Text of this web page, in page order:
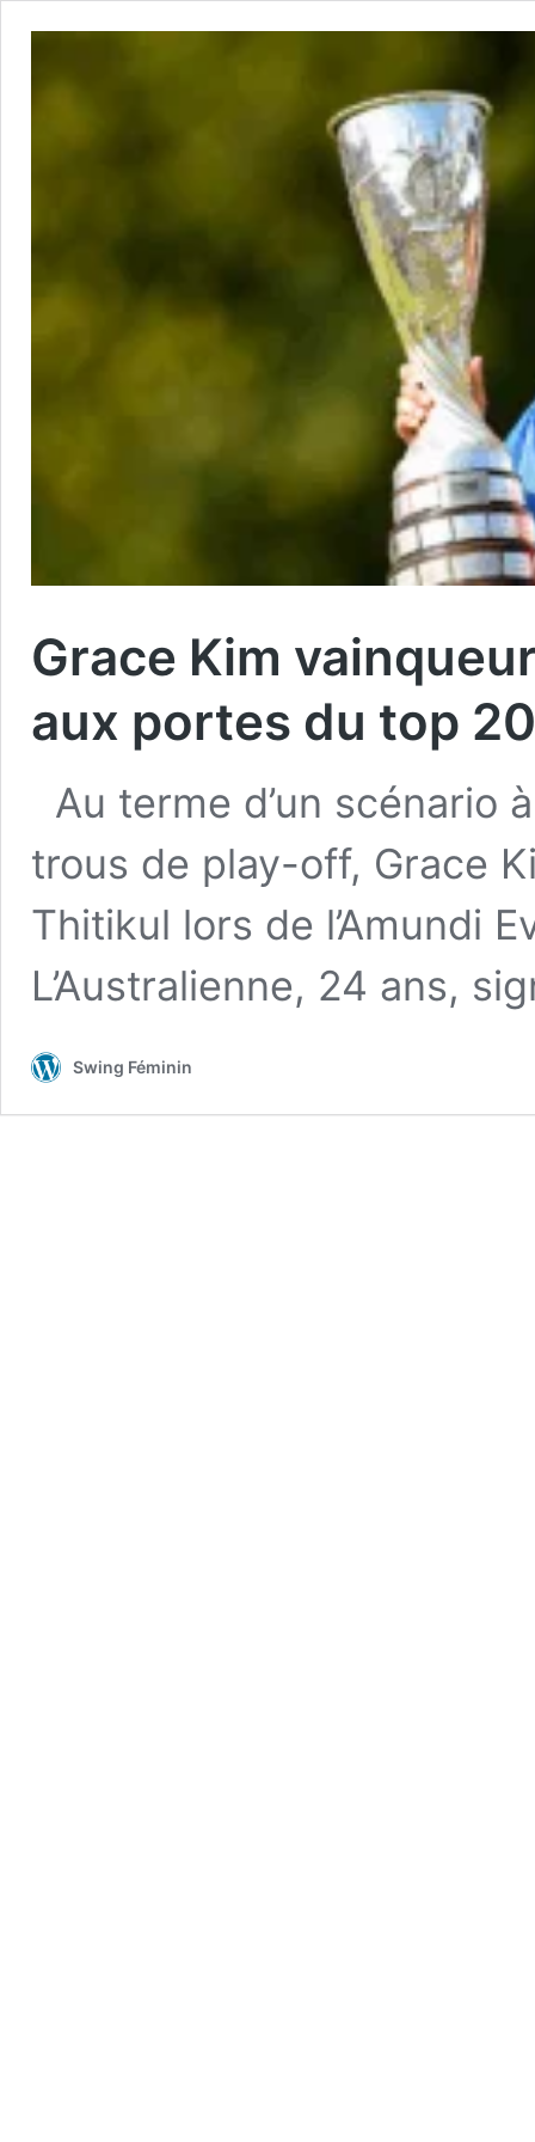
Grace Kim
aux portes du top 20
Au terme d’un scénario
trous de play-off, Grace
Thitikul lors de l’Amundi
L’Australienne, 24 ans,
Swing Féminin